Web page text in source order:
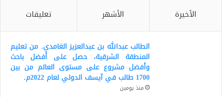
الأخيرة الأشهر تعليقات
الطالب عبدالله بن عبدالعزيز الغامدي. من تعليم
المنطقة الشرقية، حصل على أفضل باحث
وأفضل مشروع على مستوى العالم من بين
1700 طالب في آيسف الدولي لعام 2022م.
منذ يومين